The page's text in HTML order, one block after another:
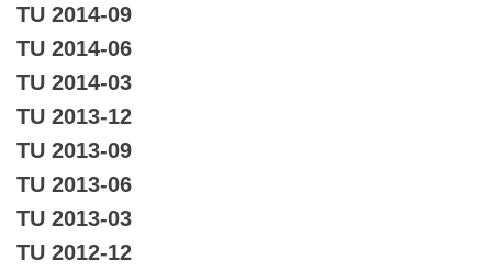
TU 2014-09
TU 2014-06
TU 2014-03
TU 2013-12
TU 2013-09
TU 2013-06
TU 2013-03
TU 2012-12